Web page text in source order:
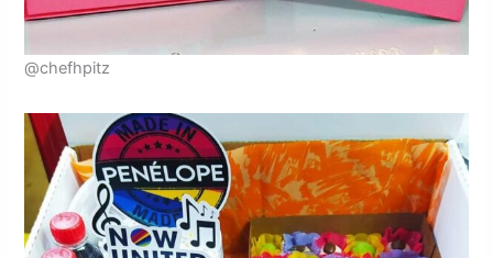
@chefhpitz